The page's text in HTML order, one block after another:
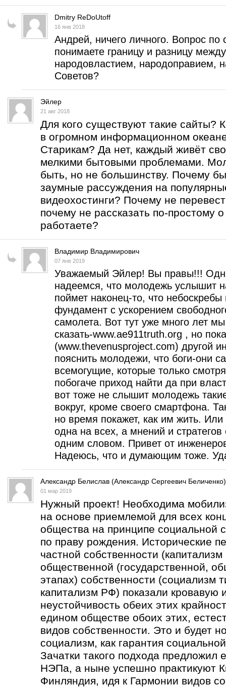
Dmitry ReDoUtoff
16 янв 2018
Андрей, ничего личного. Вопрос по
понимаете границу и разницу
народовластием, народоправием,
Советов?
Эйлер
21 авг 2018
Для кого существуют такие сайты?
в огромном информационном
Старикам? Да нет, каждый живёт
мелкими бытовыми проблемами.
быть, но не большинству. Почему
заумные рассуждения на
видеохостинги? Почему не
почему не рассказать по-простому
работаете?
Владимир Владимирович
07 янв 2019
Уважаемый Эйлер! Вы правы!!!
надеемся, что молодежь услышит
поймет наконец-то, что
фундамент с ускорением
самолета. Вот тут уже много лет
сказать-www.ae911truth.org , но
(www.thevenusproject.com) другой
пояснить молодежи, что боги-они
всемогущие, которые только
побогаче приход найти да при
вот тоже не слышит молодежь
вокруг, кроме своего смартфона.
но время покажет, как им жить.
одна на всех, а мнений и стратегов
одним словом. Привет от
Надеюсь, что и думающим тоже.
Александр Белислав (Александр Сергеевич Беличенко)
01 мар 2019
Нужный проект! Необходима
на основе приемлемой для всех
общества на принципе социальной
по праву рождения. Исторические
частной собственности
общественной (государственной,
этапах) собственности (социализм
капитализм РФ) показали кровавую
неустойчивость обеих этих
едином обществе обоих этих,
видов собственности. Это и будет
социализм, как гарантия
Зачатки такого подхода
НЭПа, а ныне успешно практикуют
Финляндия, идя к Гармонии видов